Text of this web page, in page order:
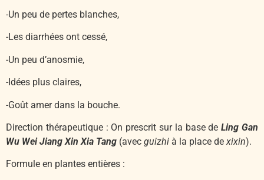
-Un peu de pertes blanches,
-Les diarrhées ont cessé,
-Un peu d’anosmie,
-Idées plus claires,
-Goût amer dans la bouche.
Direction thérapeutique : On prescrit sur la base deLing Gan
Wu Wei Jiang Xin Xia Tang (avec guizhi à la place dexixin).
Formule en plantes entières :